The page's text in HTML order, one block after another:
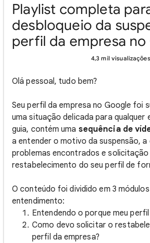
Playlist completa
desbloqueio da
perfil da empresa
4,3 mil visualizações
Olá pessoal, tudo bem?
Seu perfil da empresa no Google foi
uma situação delicada para qualquer
guia, contém uma sequência de
a entender o motivo da suspensão,
problemas encontrados e solicitação
restabelecimento do seu perfil de
O conteúdo foi dividido em 3
entendimento:
Entendendo o porque meu
Como devo solicitar o
perfil da empresa?